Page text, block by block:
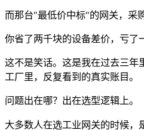
而那台"最低价中标"的网关，采
你省了两千块的设备差价，亏了
这不是笑话。这是我在过去三年
工厂里，反复看到的真实账目。
问题出在哪？出在选型逻辑上。
大多数人在选工业网关的时候